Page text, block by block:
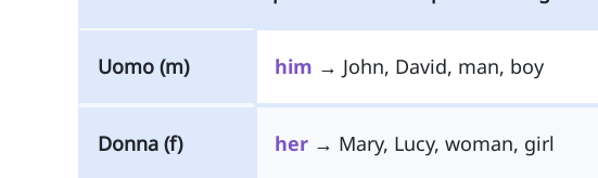
Uomo (m) him → John, David, man, boy
Donna (f) her→ Mary, Lucy, woman, girl